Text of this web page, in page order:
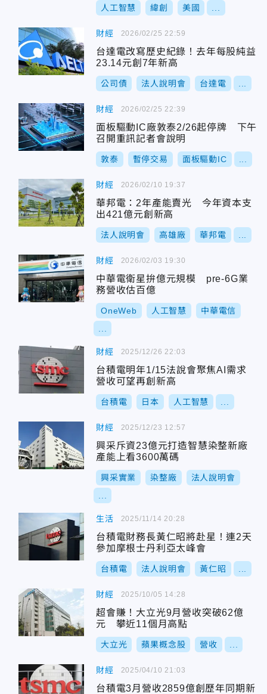
人工智慧 緯創 美國
財經
台達電改寫歷史紀錄！去年每股純益
23.14元創7年新高
公司債 法人說明會 台達電
2026/02/25 22:59
財經
面板驅動IC廠敦泰2/26起停牌 下午
召開重訊記者會說明
敦泰 暫停交易 面板驅動IC
2026/02/25 22:39
財經
華邦電：2年產能賣光 今年資本支
出421億元創新高
法人說明會 高雄廠 華邦電
2026/02/10 19:37
財經
中華電衛星拚億元規模 pre-6G業
務營收估百億
OneWeb 人工智慧 中華電信
2026/02/03 19:30
財經
台積電明年1/15法說會聚焦AI需求
營收可望再創新高
台積電 日本 人工智慧
2025/12/26 22:03
財經
興采斥資23億元打造智慧染整新廠
產能上看3600萬碼
興采實業 染整廠 法人說明會
2025/12/23 12:57
生活
台積電財務長黃仁昭將赴星！連2天
參加摩根士丹利亞太峰會
台積電 法人說明會 黃仁昭
2025/11/14 20:28
財經
超會賺！大立光9月營收突破62億
元 攀近11個月高點
大立光 蘋果概念股 營收
2025/10/05 14:28
財經
台積電3月營收2859億創歷年同期新
2025/04/10 21:03